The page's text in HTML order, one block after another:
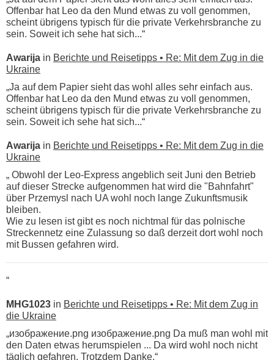
Offenbar hat Leo da den Mund etwas zu voll genommen,
scheint übrigens typisch für die private Verkehrsbranche zu
sein. Soweit ich sehe hat sich...“
Awarija in Berichte und Reisetipps • Re: Mit dem Zug in die
Ukraine
„Ja auf dem Papier sieht das wohl alles sehr einfach aus.
Offenbar hat Leo da den Mund etwas zu voll genommen,
scheint übrigens typisch für die private Verkehrsbranche zu
sein. Soweit ich sehe hat sich...“
Awarija in Berichte und Reisetipps • Re: Mit dem Zug in die
Ukraine
„ Obwohl der Leo-Express angeblich seit Juni den Betrieb
auf dieser Strecke aufgenommen hat wird die "Bahnfahrt"
über Przemysl nach UA wohl noch lange Zukunftsmusik
bleiben.
Wie zu lesen ist gibt es noch nichtmal für das polnische
Streckennetz eine Zulassung so daß derzeit dort wohl noch
mit Bussen gefahren wird.
“
MHG1023 in Berichte und Reisetipps • Re: Mit dem Zug in
die Ukraine
„изображение.png изображение.png Da muß man wohl mit
den Daten etwas herumspielen ... Da wird wohl noch nicht
täglich gefahren. Trotzdem Danke.“